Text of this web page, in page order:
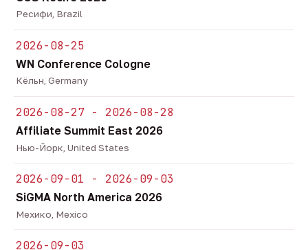
Ресифи, Brazil
2026-08-25
WN Conference Cologne
Кёльн, Germany
2026-08-27 - 2026-08-28
Affiliate Summit East 2026
Нью-Йорк, United States
2026-09-01 - 2026-09-03
SiGMA North America 2026
Мехико, Mexico
2026-09-03